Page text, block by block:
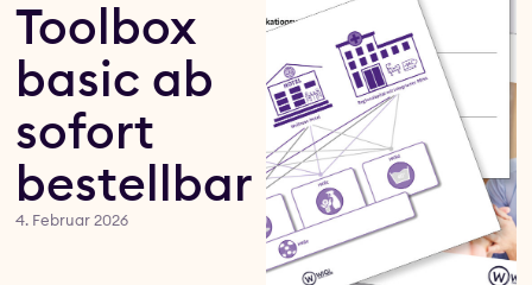
Toolbox
basic ab
sofort
bestellbar
4. Februar 2026